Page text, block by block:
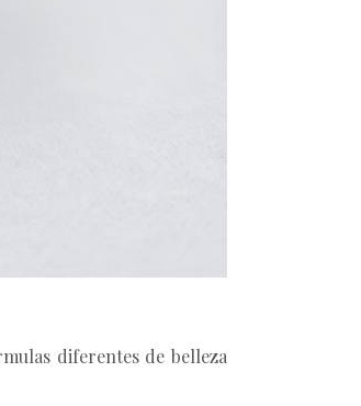
diferentes de belleza